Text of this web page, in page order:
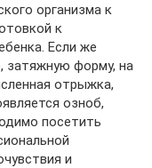
организма к
к
Если же
затяжную форму, на
отрыжка,
озноб,
посетить
и